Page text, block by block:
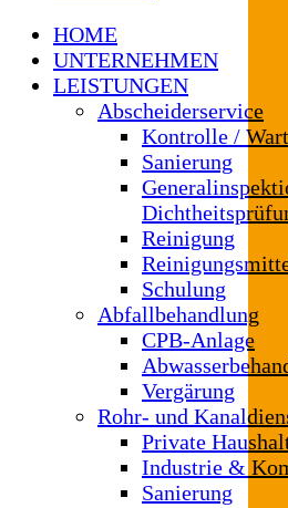
HOME
UNTERNEHMEN
LEISTUNGEN
Abscheiderservice
Kontrolle /
Sanierung
Reinigung
Schulung
Abfallbehandlung
CPB-Anlage
Vergärung
Rohr- und
Private
Industrie &
Sanierung